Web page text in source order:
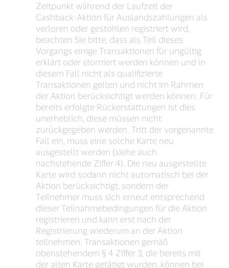
Zeitpunkt während der Laufzeit der
Cashback-Aktion für Auslandszahlungen als
verloren oder gestohlen registriert wird,
beachten Sie bitte, dass als Teil dieses
Vorgangs einige Transaktionen für ungültig
erklärt oder storniert werden können und in
diesem Fall nicht als qualifizierte
Transaktionen gelten und nicht im Rahmen
der Aktion berücksichtigt werden können. Für
bereits erfolgte Rückerstattungen ist dies
unerheblich, diese müssen nicht
zurückgegeben werden. Tritt der vorgenannte
Fall ein, muss eine solche Karte neu
ausgestellt werden (siehe auch
nachstehende Ziffer 4). Die neu ausgestellte
Karte wird sodann nicht automatisch bei der
Aktion berücksichtigt, sondern der
Teilnehmer muss sich erneut entsprechend
dieser Teilnahmebedingungen für die Aktion
registrieren und kann erst nach der
Registrierung wiederum an der Aktion
teilnehmen. Transaktionen gemäß
obenstehendem § 4 Ziffer 3, die bereits mit
der alten Karte getätigt wurden, können bei